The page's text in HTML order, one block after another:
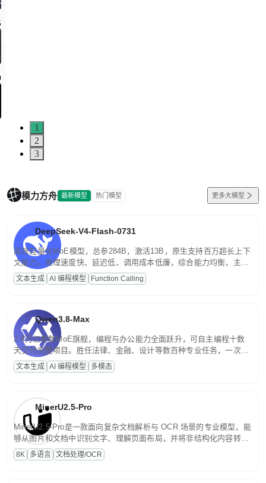
1
2
3
模力方舟 最新模型 热门模型 更多大模型
DeepSeek-V4-Flash-0731
高效轻量化MoE模型，总参284B，激活13B，原生支持百万超长上下
文能力。推理速度快、延迟低、调用成本低廉，综合能力均衡，主打
高并发、轻量化任务，适合日常对话、内容创作、基础 RAG、批量
文案处理等普惠刚需场景。
文本生成 AI 编程模型 Function Calling
Qwen3.8-Max
2.4万亿参数MoE旗舰，编程与办公能力全面跃升，可自主编程十数
天交付完整项目。胜任法律、金融、设计等数百种专业任务，一次对
话端到端交付生产级成果。原生视觉理解贯穿规划、执行与验证全流
程，支持超长文档与长视频的深度语义解析。长程任务中自主规划与
文本生成 AI 编程模型 多模态
MinerU2.5-Pro
MinerU2.5-Pro是一款面向复杂文档解析与 OCR 场景的专业模型，能
够从图片和文档中识别文字、理解页面布局，并将非结构化内容转换
为便于存储、检索和二次处理的结构化结果。
8K 多语言 文档处理/OCR